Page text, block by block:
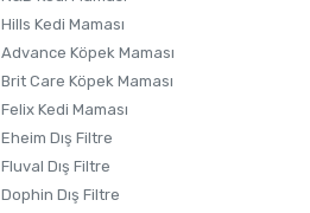
Hills Kedi Maması
Advance Köpek Maması
Brit Care Köpek Maması
Felix Kedi Maması
Eheim Dış Filtre
Fluval Dış Filtre
Dophin Dış Filtre